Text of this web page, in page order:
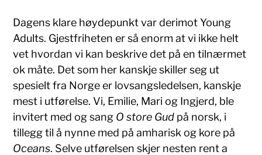
Dagens klare høydepunkt var derimot Young
Adults. Gjestfriheten er så enorm at vi ikke helt
vet hvordan vi kan beskrive det på en tilnærmet
ok måte. Det som her kanskje skiller seg ut
spesielt fra Norge er lovsangsledelsen, kanskje
mest i utførelse. Vi, Emilie, Mari og Ingjerd, ble
invitert med og sang O store Gud på norsk, i
tillegg til å nynne med på amharisk og kore på
Oceans. Selve utførelsen skjer nesten rent a